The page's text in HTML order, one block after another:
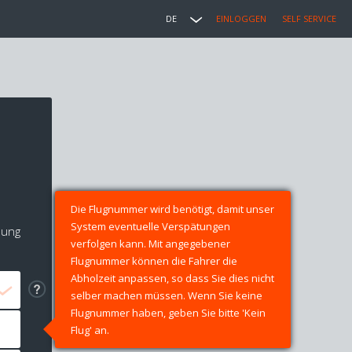
DE EINLOGGEN SELF SERVICE
Die Flugnummer wird benötigt, damit unser
System eventuelle Verspätungen
verfolgen kann. Mit angegebener
Flugnummer können die Fahrer die
Abholzeit anpassen, so dass Sie dies nicht
selber machen müssen. Wenn Sie keine
Flugnummer haben, geben Sie bitte 'Kein
Flug' an.